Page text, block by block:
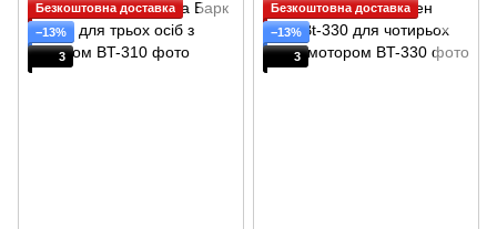
Безкоштовна доставка
−13%
3
Безкоштовна доставка
−13%
3